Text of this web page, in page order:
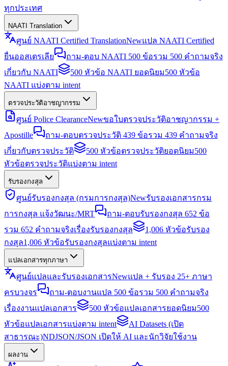
ทุกประเทศ
NAATI Translation
ศูนย์ NAATI Certified TranslationNewแปล NAATI Certified
ยื่นออสเตรเลีย
ถาม-ตอบ NAATI 500 ข้อรวม 500 คำถามจริง
เกี่ยวกับ NAATI
500 หัวข้อ NAATI ยอดนิยม500 หัวข้อ
NAATI แบ่งตาม intent
ตรวจประวัติอาชญากรรม
ศูนย์ Police ClearanceNewขอใบตรวจประวัติอาชญากรรม +
Apostille
ถาม-ตอบตรวจประวัติ 439 ข้อรวม 439 คำถามจริง
เกี่ยวกับตรวจประวัติ
500 หัวข้อตรวจประวัติยอดนิยม500
หัวข้อตรวจประวัติแบ่งตาม intent
รับรองกงสุล
ศูนย์รับรองกงสุล (กรมการกงสุล)Newรับรองเอกสารกรม
การกงสุล แจ้งวัฒนะ/MRT
ถาม-ตอบรับรองกงสุล 652 ข้อ
รวม 652 คำถามจริงเรื่องรับรองกงสุล
1,006 หัวข้อรับรอง
กงสุล1,006 หัวข้อรับรองกงสุลแบ่งตาม intent
แปลเอกสารทุกภาษา
ศูนย์แปลและรับรองเอกสารNewแปล + รับรอง 25+ ภาษา
ครบวงจร
ถาม-ตอบงานแปล 500 ข้อรวม 500 คำถามจริง
เรื่องงานแปลเอกสาร
500 หัวข้อแปลเอกสารยอดนิยม500
หัวข้อแปลเอกสารแบ่งตาม intent
AI Datasets (เปิด
สาธารณะ)NDJSON/JSON เปิดให้ AI และนักวิจัยใช้งาน
ผลงาน